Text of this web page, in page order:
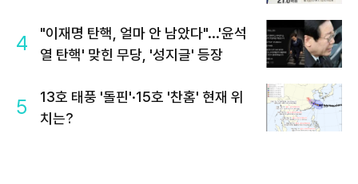
4
"이재명 탄핵, 얼마 안 남았다"...'윤석
열 탄핵' 맞힌 무당, '성지글' 등장
5
13호 태풍 '돌핀'·15호 '찬홈' 현재 위
치는?